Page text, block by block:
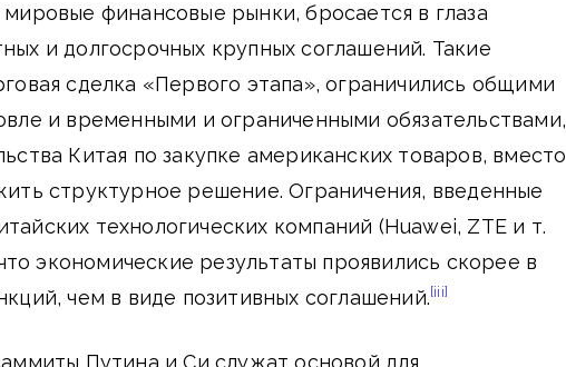
финансовые рынки, бросается в глаза
и долгосрочных крупных соглашений. Такие
сделка «Первого этапа», ограничились общими
и временными и ограниченными обязательствами,
Китая по закупке американских товаров, вместо
структурное решение. Ограничения, введенные
технологических компаний (Huawei, ZTE и т.
экономические результаты проявились скорее в
чем в виде позитивных соглашений.[iii]
Путина и Си служат основой для